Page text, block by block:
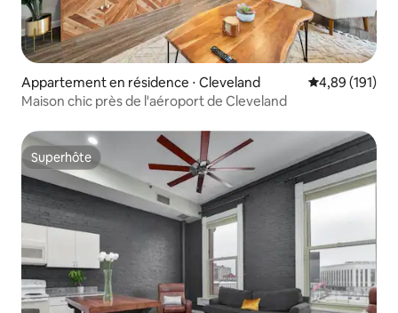
Appartement en résidence ⋅ Cleveland Évaluation
4,89 (191)
Maison chic près de l'aéroport de Cleveland
Superhôte
Superhôte